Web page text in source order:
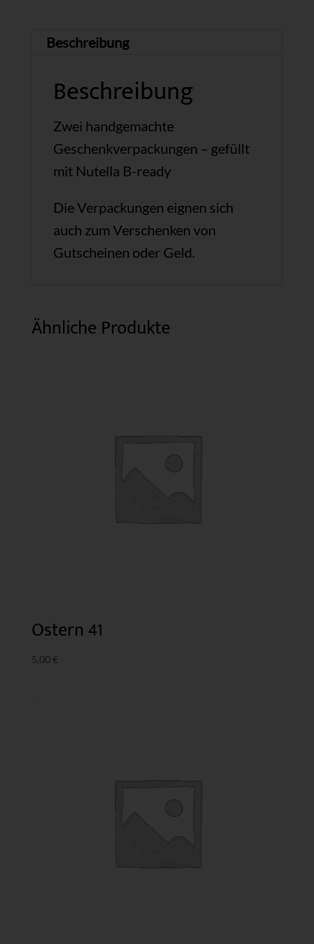
Beschreibung
Beschreibung
Zwei handgemachte
Geschenkverpackungen – gefüllt
mit Nutella B-ready
Die Verpackungen eignen sich
auch zum Verschenken von
Gutscheinen oder Geld.
Ähnliche Produkte
Ostern 41
5,00 €